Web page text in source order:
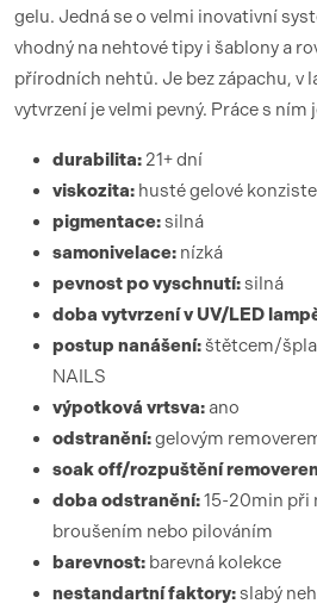
gelu. Jedná se o velmi inovativní
vhodný na nehtové tipy i šablony a
přírodních nehtů. Je bez zápachu, v
vytvrzení je velmi pevný. Práce s ním
durabilita: 21+ dní
viskozita: husté gelové
pigmentace:silná
samonivelace: nízká
pevnost po vyschnutí:silná
doba vytvrzenív UV/LED lamp
postup nanášení:štětcem/
NAILS
výpotková vrtsva: ano
odstranění:gelovým
soak off/rozpuštění
doba odstranění:15-20min při
broušením nebo pilováním
barevnost: barevná kolekce
nestandartní faktory:slabý